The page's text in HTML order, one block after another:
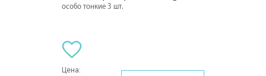
особо тонкие 3 шт.
Цена: